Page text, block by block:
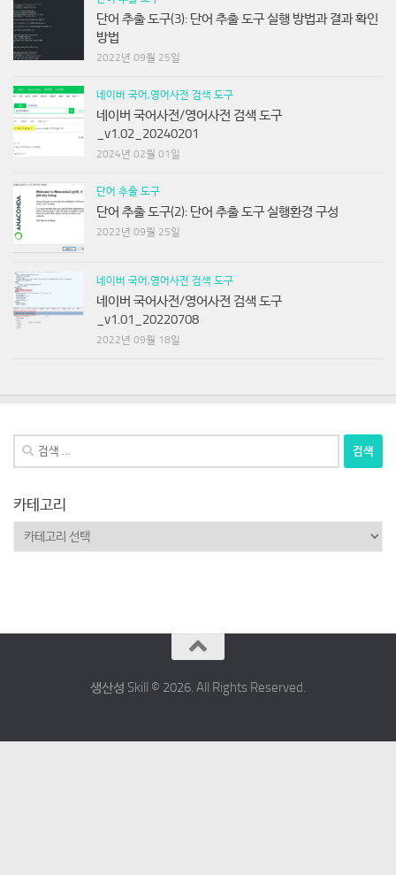
단어 추출 도구(3): 단어 추출 도구 실행 방법과 결과 확인
방법
2022년 09월 25일
네이버 국어,영어사전 검색 도구
네이버 국어사전/영어사전 검색 도구
_v1.02_20240201
2024년 02월 01일
단어 추출 도구
단어 추출 도구(2): 단어 추출 도구 실행환경 구성
2022년 09월 25일
네이버 국어,영어사전 검색 도구
네이버 국어사전/영어사전 검색 도구
_v1.01_20220708
2022년 09월 18일
검
색:
카테고리
테
생산성 Skill © 2026. All Rights Reserved.